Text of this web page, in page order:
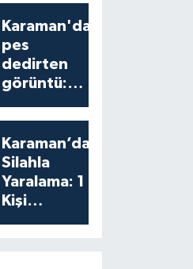
Karaman'da
pes
dedirten
görüntü:
yumruklayıp
yediler,
artıklarını
kamelyada
bıraktılar
Karaman’da
Silahla
Yaralama: 1
Kişi